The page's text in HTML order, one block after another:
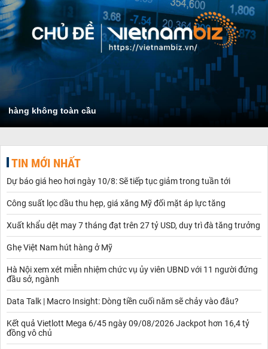
hàng không toàn cầu
TIN MỚI NHẤT
Dự báo giá heo hơi ngày 10/8: Sẽ tiếp tục giảm trong tuần tới
Công suất lọc dầu thu hẹp, giá xăng Mỹ đối mặt áp lực tăng
Xuất khẩu dệt may 7 tháng đạt trên 27 tỷ USD, duy trì đà tăng trưởng
Ghẹ Việt Nam hút hàng ở Mỹ
Hà Nội xem xét miễn nhiệm chức vụ ủy viên UBND với 11 người đứng
đầu sở, ngành
Data Talk | Macro Insight: Dòng tiền cuối năm sẽ chảy vào đâu?
Kết quả Vietlott Mega 6/45 ngày 09/08/2026 Jackpot hơn 16,4 tỷ
đồng vô chủ